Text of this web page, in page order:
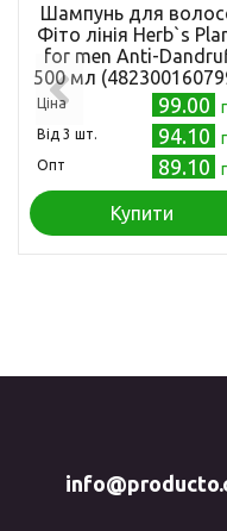
Шампунь для
Фіто лінія Herb`s
for mеn Anti-
500 мл
Ціна 99.00
Від 3 шт. 94.10
Опт 89.10
Купити